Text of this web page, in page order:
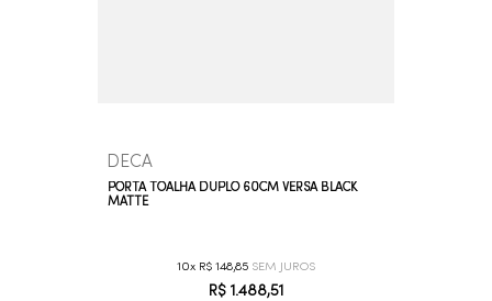
DECA
PORTA TOALHA DUPLO 60CM VERSA BLACK
MATTE
10 R$ 148,85
R$ 1 .488,51